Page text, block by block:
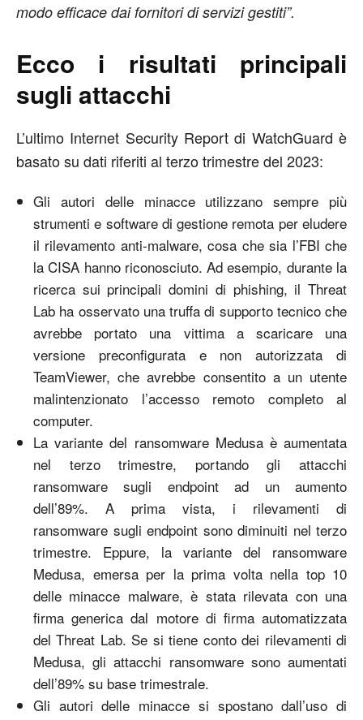
modo efficace dai fornitori di servizi gestiti”.
Ecco i risultati principali
sugli attacchi
L’ultimo Internet Security Report di WatchGuard è
basato su dati riferiti al terzo trimestre del 2023:
Gli autori delle minacce utilizzano sempre più
strumenti e software di gestione remota per eludere
il rilevamento anti-malware, cosa che sia l’FBI che
la CISA hanno riconosciuto. Ad esempio, durante la
ricerca sui principali domini di phishing, il Threat
Lab ha osservato una truffa di supporto tecnico che
avrebbe portato una vittima a scaricare una
versione preconfigurata e non autorizzata di
TeamViewer, che avrebbe consentito a un utente
malintenzionato l’accesso remoto completo al
computer.
La variante del ransomware Medusa è aumentata
nel terzo trimestre, portando gli attacchi
ransomware sugli endpoint ad un aumento
dell’89%. A prima vista, i rilevamenti di
ransomware sugli endpoint sono diminuiti nel terzo
trimestre. Eppure, la variante del ransomware
Medusa, emersa per la prima volta nella top 10
delle minacce malware, è stata rilevata con una
firma generica dal motore di firma automatizzata
del Threat Lab. Se si tiene conto dei rilevamenti di
Medusa, gli attacchi ransomware sono aumentati
dell’89% su base trimestrale.
Gli autori delle minacce si spostano dall’uso di